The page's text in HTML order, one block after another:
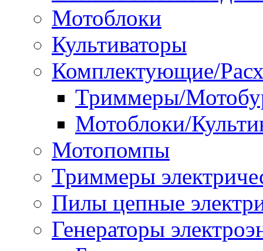
Мотоблоки
Культиваторы
Комплектующие/
Триммеры/
Мотоблоки/
Мотопомпы
Триммеры
Пилы цепные
Генераторы